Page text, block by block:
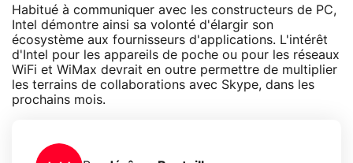
Habitué à communiquer avec les constructeurs de PC,
Intel démontre ainsi sa volonté d'élargir son
écosystème aux fournisseurs d'applications. L'intérêt
d'Intel pour les appareils de poche ou pour les réseaux
WiFi et WiMax devrait en outre permettre de multiplier
les terrains de collaborations avec Skype, dans les
prochains mois.